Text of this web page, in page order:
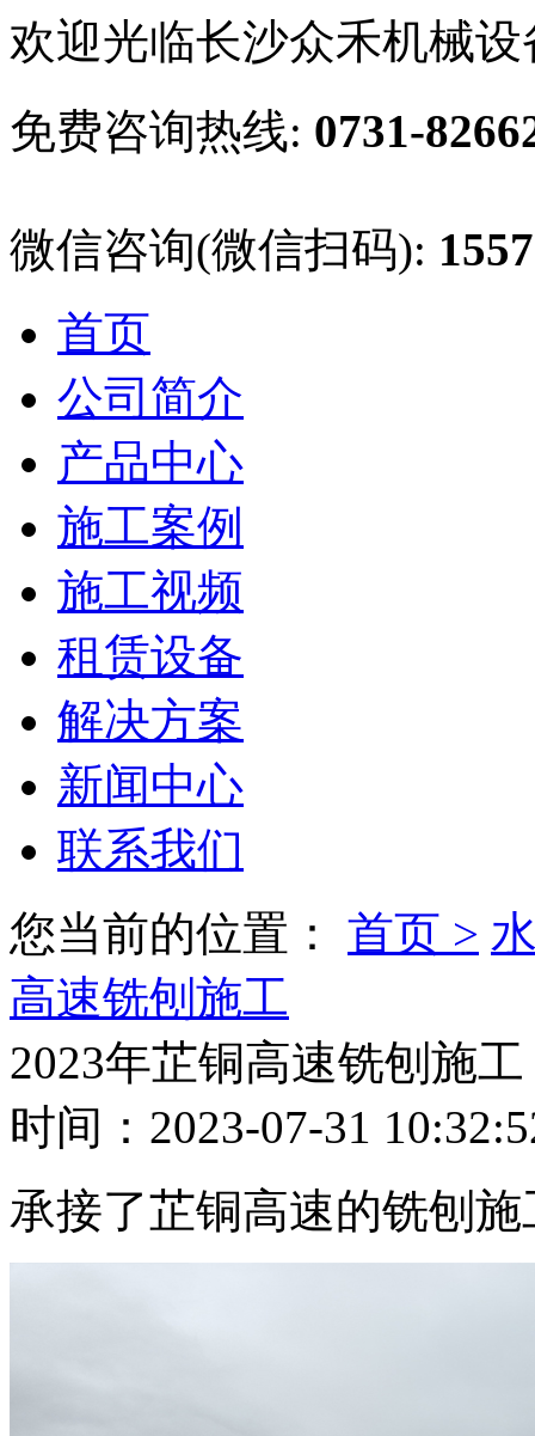
欢迎光临长沙众禾机械
免费咨询热线: 0731-
微信咨询(微信扫码):
首页
公司简介
产品中心
施工案例
施工视频
租赁设备
解决方案
新闻中心
联系我们
您当前的位置：
首页 >
高速铣刨施工
2023年芷铜高速铣刨施工
时间：2023-07-31
承接了芷铜高速的铣刨施